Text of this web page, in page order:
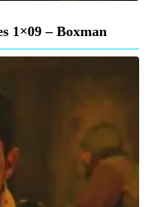
1×09 – Boxman